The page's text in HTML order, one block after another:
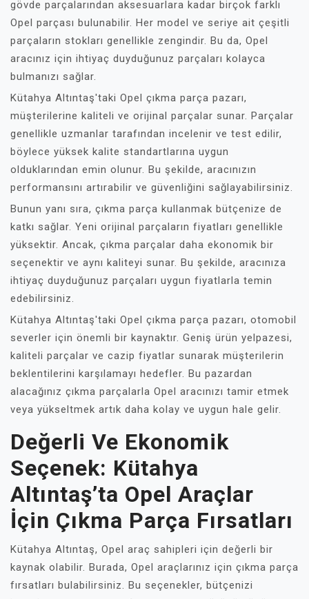
gövde parçalarından aksesuarlara kadar birçok farklı
Opel parçası bulunabilir. Her model ve seriye ait çeşitli
parçaların stokları genellikle zengindir. Bu da, Opel
aracınız için ihtiyaç duyduğunuz parçaları kolayca
bulmanızı sağlar.
Kütahya Altıntaş'taki Opel çıkma parça pazarı,
müşterilerine kaliteli ve orijinal parçalar sunar. Parçalar
genellikle uzmanlar tarafından incelenir ve test edilir,
böylece yüksek kalite standartlarına uygun
olduklarından emin olunur. Bu şekilde, aracınızın
performansını artırabilir ve güvenliğini sağlayabilirsiniz.
Bunun yanı sıra, çıkma parça kullanmak bütçenize de
katkı sağlar. Yeni orijinal parçaların fiyatları genellikle
yüksektir. Ancak, çıkma parçalar daha ekonomik bir
seçenektir ve aynı kaliteyi sunar. Bu şekilde, aracınıza
ihtiyaç duyduğunuz parçaları uygun fiyatlarla temin
edebilirsiniz.
Kütahya Altıntaş'taki Opel çıkma parça pazarı, otomobil
severler için önemli bir kaynaktır. Geniş ürün yelpazesi,
kaliteli parçalar ve cazip fiyatlar sunarak müşterilerin
beklentilerini karşılamayı hedefler. Bu pazardan
alacağınız çıkma parçalarla Opel aracınızı tamir etmek
veya yükseltmek artık daha kolay ve uygun hale gelir.
Değerli Ve Ekonomik
Seçenek: Kütahya
Altıntaş’ta Opel Araçlar
İçin Çıkma Parça Fırsatları
Kütahya Altıntaş, Opel araç sahipleri için değerli bir
kaynak olabilir. Burada, Opel araçlarınız için çıkma parça
fırsatları bulabilirsiniz. Bu seçenekler, bütçenizi